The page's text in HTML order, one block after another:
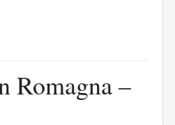
Romagna –